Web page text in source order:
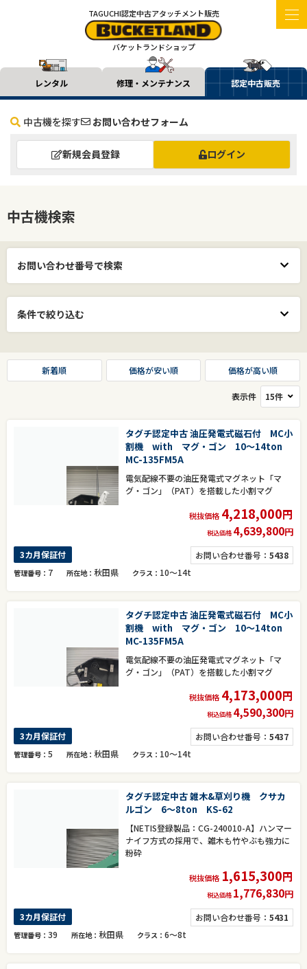
TAGUCHI認定中古アタッチメント販売
バケットランドショップ
レンタル 修理・メンテナンス 認定中古販売
中古機を探す お問い合わせフォーム
新規会員登録 ログイン
中古機検索
お問い合わせ番号で検索
条件で絞り込む
新着順 価格が安い順 価格が高い順
表示件
タグチ認定中古 油圧発電式磁石付 MC小
割機 with マグ・ゴン 10～14ton
MC-135FM5A
電気配線不要の油圧発電式マグネット「マ
グ・ゴン」（PAT）を搭載した小割マグ
税抜価格 4,218,000円
税込価格 4,639,800円
お問い合わせ番号： 5438
3カ月保証付
管理番号 7 所在地 秋田県 クラス 10～14t
タグチ認定中古 油圧発電式磁石付 MC小
割機 with マグ・ゴン 10～14ton
MC-135FM5A
電気配線不要の油圧発電式マグネット「マ
グ・ゴン」（PAT）を搭載した小割マグ
税抜価格 4,173,000円
税込価格 4,590,300円
お問い合わせ番号： 5437
3カ月保証付
管理番号 5 所在地 秋田県 クラス 10～14t
タグチ認定中古 雑木&草刈り機 クサカ
ルゴン 6～8ton KS-62
【NETIS登録製品：CG-240010-A】ハンマー
ナイフ方式の採用で、雑木も竹やぶも強力に
粉砕
税抜価格 1,615,300円
税込価格 1,776,830円
お問い合わせ番号： 5431
3カ月保証付
管理番号 39 所在地 秋田県 クラス 6～8t